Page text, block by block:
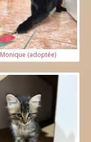
Monique (adoptée)